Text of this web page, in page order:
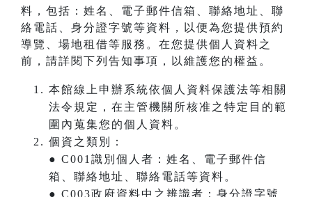
料，包括：姓名、電子郵件信箱、聯絡地址、聯
絡電話、身分證字號等資料，以便為您提供預約
導覽、場地租借等服務。在您提供個人資料之
前，請詳閱下列告知事項，以維護您的權益。
本館線上申辦系統依個人資料保護法等相關
法令規定，在主管機關所核准之特定目的範
圍內蒐集您的個人資料。
個資之類別：
● C001識別個人者：姓名、電子郵件信
箱、聯絡地址、聯絡電話等資料。
● C003政府資料中之辨識者：身分證字號